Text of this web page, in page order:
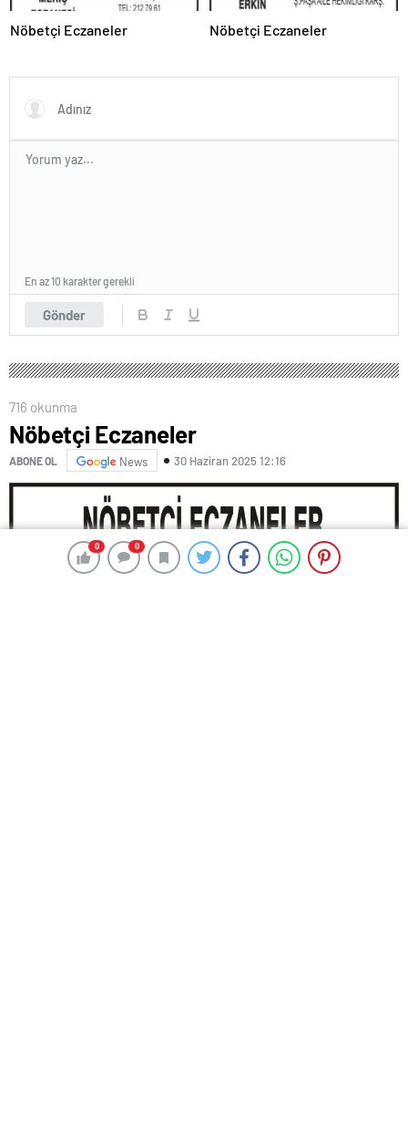
0 0
Nöbetçi Eczaneler Nöbetçi Eczaneler
Gönder
En az 10 karakter gerekli
716 okunma
Nöbetçi Eczaneler
ABONE OL News 30 Haziran 2025 12:16
0 0